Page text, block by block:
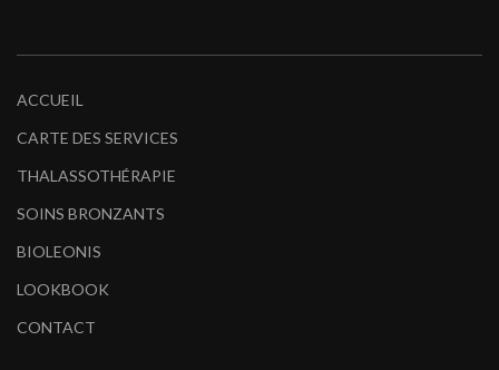
ACCUEIL
CARTE DES SERVICES
THALASSOTHÉRAPIE
SOINS BRONZANTS
BIOLEONIS
LOOKBOOK
CONTACT